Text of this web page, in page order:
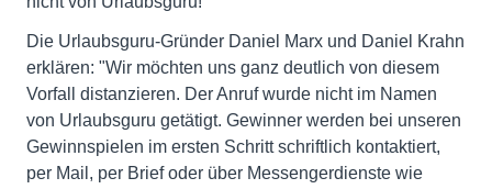
Die Urlaubsguru-Gründer Daniel Marx und Daniel Krahn
erklären: "Wir möchten uns ganz deutlich von diesem
Vorfall distanzieren. Der Anruf wurde nicht im Namen
von Urlaubsguru getätigt. Gewinner werden bei unseren
Gewinnspielen im ersten Schritt schriftlich kontaktiert,
per Mail, per Brief oder über Messengerdienste wie